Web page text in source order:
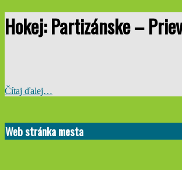
Hokej: Partizánske –
Čítaj ďalej…
09-
23
Web stránka mesta